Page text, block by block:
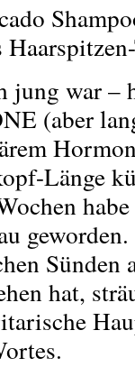
war –
(aber
Länge
Sünden
hat,